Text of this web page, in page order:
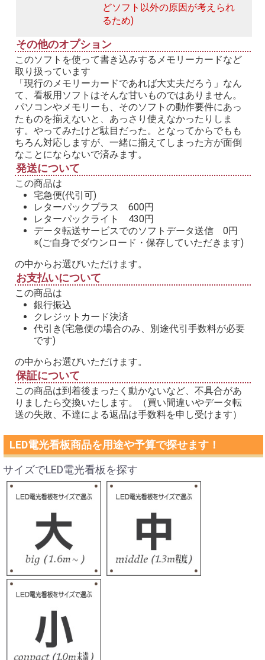
どソフト以外の原因が考えられ
るため)
その他のオプション
このソフトを使って書き込みするメモリーカードなど
取り扱っています
「現行のメモリーカードであれば大丈夫だろう」なん
て、看板用ソフトはそんな甘いものではありません。
パソコンやメモリーも、そのソフトの動作要件にあっ
たものを揃えないと、あっさり使えなかったりしま
す。やってみたけど駄目だった。となってからでもも
ちろん対応しますが、一緒に揃えてしまった方が面倒
なことにならないで済みます。
発送について
この商品は
宅急便(代引可)
レターパックプラス 600円
レターパックライト 430円
データ転送サービスでのソフトデータ送信 0円
※(ご自身でダウンロード・保存していただきます)
の中からお選びいただけます。
お支払いについて
この商品は
銀行振込
クレジットカード決済
代引き(宅急便の場合のみ、別途代引手数料が必要
です)
の中からお選びいただけます。
保証について
この商品は到着後まったく動かないなど、不具合があ
りましたら交換いたします。（買い間違いやデータ転
送の失敗、不達による返品は手数料を申し受けます）
LED電光看板商品を用途や予算で探せます！
サイズでLED電光看板を探す